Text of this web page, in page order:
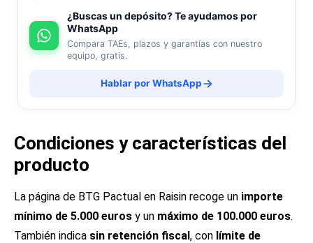
¿Buscas un depósito? Te ayudamos por
WhatsApp
Compara TAEs, plazos y garantías con nuestro
equipo, gratis.
Hablar por WhatsApp
Condiciones y características del
producto
La página de BTG Pactual en Raisin recoge un importe
mínimo de 5.000 euros y un máximo de 100.000 euros.
También indica sin retención fiscal, con límite de